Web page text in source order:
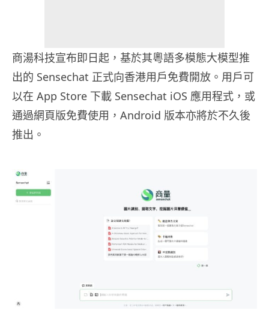
商湯科技宣布即日起，基於其粵語多模態大模型推
出的 Sensechat 正式向香港用戶免費開放。用戶可
以在 App Store 下載 Sensechat iOS 應用程式，或
通過網頁版免費使用，Android 版本亦將於不久後
推出。